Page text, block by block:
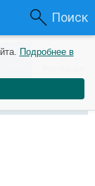
Поиск
0 0
Подробнее в